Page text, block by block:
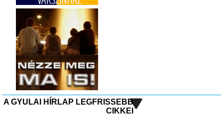
A GYULAI HÍRLAP LEGFRISSEBB
CIKKEI